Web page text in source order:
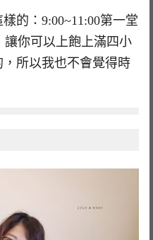
的：9:00~11:00第一堂
讓你可以上飽上滿四小
所以我也不會覺得時